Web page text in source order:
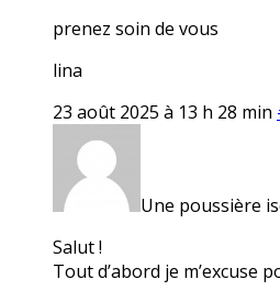
prenez soin de vous
lina
23 août 2025 à 13 h 28 min
Une poussière
Salut !
Tout d’abord je m’excuse